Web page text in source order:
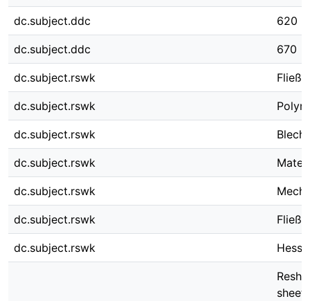
dc.subject.ddc 620
dc.subject.ddc 670
dc.subject.rswk
dc.subject.rswk
dc.subject.rswk
dc.subject.rswk
dc.subject.rswk
dc.subject.rswk
dc.subject.rswk